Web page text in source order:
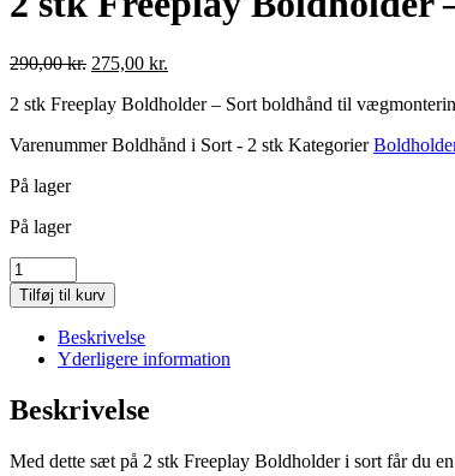
290,00kr. Den
pris
290,00 kr..
275,00 kr.
pris
275,00 kr..
2 stk Freeplay Boldholder – Sort boldhånd til
VarenummerBoldhånd i Sort - 2 stk Kategorier
På lager
På lager
2
stk
Freeplay
Boldholder
Boldhånd
i
Sort
Tilføj til kurv
Beskrivelse
Yderligere information
Beskrivelse
Med dette sæt på 2 stk Freeplay Boldholder i sort får du